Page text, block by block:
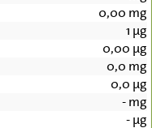
0,00 mg
1 µg
0,00 µg
0,0 mg
0,0 µg
-mg
-µg